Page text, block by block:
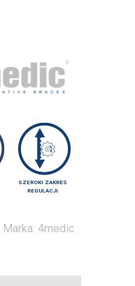
SZEROKI ZAKRES
REGULACJI
Marka: 4medic